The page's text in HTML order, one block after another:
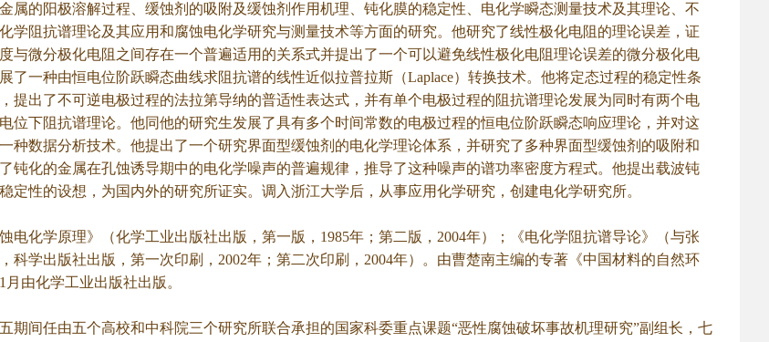
属的阳极溶解过程、缓蚀剂的吸附及缓蚀剂作用机理、钝化膜的稳定性、电化学瞬态测量技术及其理论、不
学阻抗谱理论及其应用和腐蚀电化学研究与测量技术等方面的研究。他研究了线性极化电阻的理论误差，证
与微分极化电阻之间存在一个普遍适用的关系式并提出了一个可以避免线性极化电阻理论误差的微分极化电
了一种由恒电位阶跃瞬态曲线求阻抗谱的线性近似拉普拉斯（Laplace）转换技术。他将定态过程的稳定性条
提出了不可逆电极过程的法拉第导纳的普适性表达式，并有单个电极过程的阻抗谱理论发展为同时有两个电
位下阻抗谱理论。他同他的研究生发展了具有多个时间常数的电极过程的恒电位阶跃瞬态响应理论，并对这
种数据分析技术。他提出了一个研究界面型缓蚀剂的电化学理论体系，并研究了多种界面型缓蚀剂的吸附和
钝化的金属在孔蚀诱导期中的电化学噪声的普遍规律，推导了这种噪声的谱功率密度方程式。他提出载波钝
定性的设想，为国内外的研究所证实。调入浙江大学后，从事应用化学研究，创建电化学研究所。
化学原理》（化学工业出版社出版，第一版，1985年；第二版，2004年）；《电化学阻抗谱导论》（与张
科学出版社出版，第一次印刷，2002年；第二次印刷，2004年）。由曹楚南主编的专著《中国材料的自然环
月由化学工业出版社出版。
间任由五个高校和中科院三个研究所联合承担的国家科委重点课题“恶性腐蚀破坏事故机理研究”副组长，七